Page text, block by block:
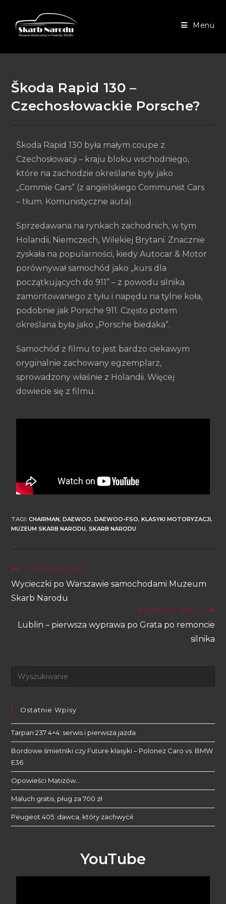
Menu
Škoda Rapid 130 –
Czechosłowackie Porsche?
Škoda Rapid 130 była małym coupe z
Czechosłowacji – kraju bloku wschodniego,
które na zachodzie określane były jako
„Commie Cars” (z angielskiego Communist Cars
– tłum. Komunistyczne auta).
Sprzedawana na rynkach zachodnich, w tym
Holandii, Niemczech, Wilekiej Brytani. Znacznie
zyskała na popularności, kiedy Autocar & Motor
porównywał samochód jako „kurs dla
początkujących do 911” – z powodu silnika
zamontowanego z tyłu i napędu na tylne koła,
podobnie jak Porsche 911. Często potem
określana była jako „Porsche biedaka”.
Samochód z filmu to jest bardzo ciekawym
oryginalnie zachowany egzemplarz,
sprowadzony właśnie z Holandii. Więcej
dowiecie się z filmu.
TAGI:CHAIRMAN, DAEWOO, DAEWOO-FSO, KLASYKI MOTORYZACJI,
MUZEUM SKARB NARODU, SKARB NARODU
Previous Post
Wycieczki po Warszawie samochodami Muzeum
Skarb Narodu
Następny wpis
Lublin – pierwsza wyprawa po Grata po remoncie
silnika
Ostatnie Wpisy
Tarpan 237 4×4: serwis i pierwsza jazda
Bordowe śmietniki czy Future klasyki – Polonez Caro vs. BMW
E36
Opowieści Matizów…
Maluch gratis, pług za 700 zł
Peugeot 405: dawca, który zachwycił.
YouTube